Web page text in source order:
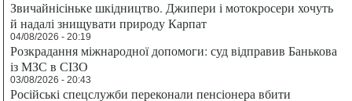
Звичайнісіньке шкідництво. Джипери і мотокросери хочуть
й надалі знищувати природу Карпат
04/08/2026 - 20:19
Розкрадання міжнародної допомоги: суд відправив Банькова
із МЗС в СІЗО
03/08/2026 - 20:43
Російські спецслужби переконали пенсіонера вбити